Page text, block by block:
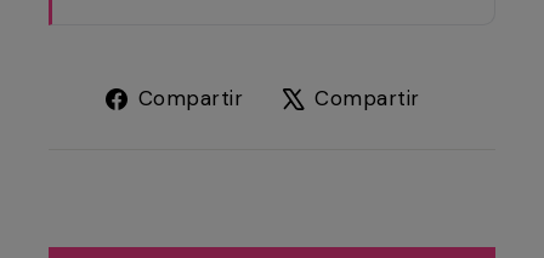
Compartir
Compartir
Compartir